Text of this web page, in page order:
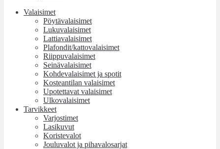
Valaisimet
Pöytävalaisimet
Lukuvalaisimet
Lattiavalaisimet
Plafondit/kattovalaisimet
Riippuvalaisimet
Seinävalaisimet
Kohdevalaisimet ja spotit
Kosteantilan valaisimet
Upotettavat valaisimet
Ulkovalaisimet
Tarvikkeet
Varjostimet
Lasikuvut
Koristevalot
Jouluvalot ja pihavalosarjat